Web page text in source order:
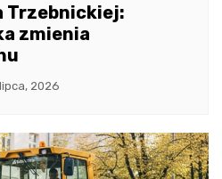
Trzebnickiej:
zmienia
2026